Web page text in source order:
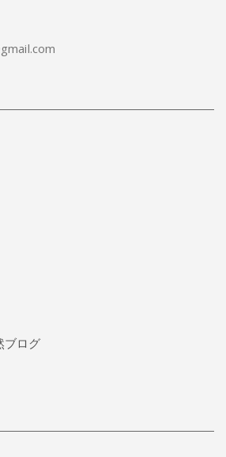
ブログ